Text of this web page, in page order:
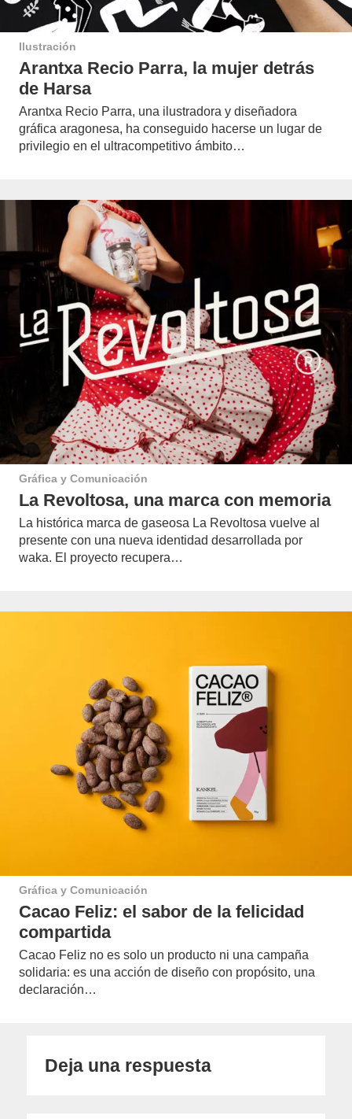
Ilustración
Arantxa Recio Parra, la mujer detrás
de Harsa
Arantxa Recio Parra, una ilustradora y diseñadora
gráfica aragonesa, ha conseguido hacerse un lugar de
privilegio en el ultracompetitivo ámbito…
Gráfica y Comunicación
La Revoltosa, una marca con memoria
La histórica marca de gaseosa La Revoltosa vuelve al
presente con una nueva identidad desarrollada por
waka. El proyecto recupera…
Gráfica y Comunicación
Cacao Feliz: el sabor de la felicidad
compartida
Cacao Feliz no es solo un producto ni una campaña
solidaria: es una acción de diseño con propósito, una
declaración…
Deja una respuesta